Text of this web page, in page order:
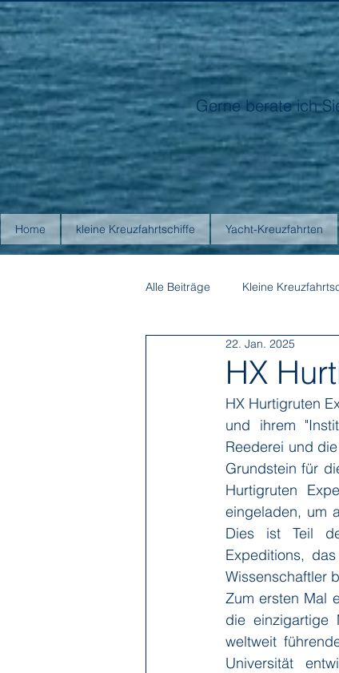
Gerne berate ich
Home kleine Kreuzfahrtschiffe Yacht-Kreuzfahrten
Alle Beiträge Kleine
Antarctica21 Aurora
Hapag-Lloyd Cruises
Poseidon Expeditions
Sea Cloud Cruises
The Ritz-Carlton Yacht
HX
22. Jan. 2025
HX Hurtigruten
und ihrem
Reederei und
Grundstein für
Hurtigruten
eingeladen, um
Dies ist Teil
Expeditions,
Wissenschaftler
Zum ersten Mal
die einzigartige
weltweit
Universität